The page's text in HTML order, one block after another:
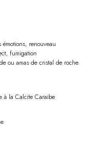
renouveau
fumigation
ou amas de cristal de roche
à la Calcite Caraïbe